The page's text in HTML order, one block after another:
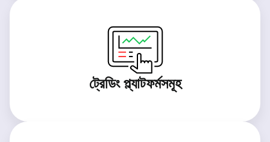
ট্রেডিং প্ল্যাটফর্মসমূহ